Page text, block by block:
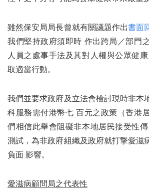
雖然保安局局長曾就有關議題作出書面
我們堅持政府須即時 作出跨局／部門
人員之處事手法及其對人權與公眾健
取適當行動。
我們並要求政府及立法會檢討現時非本
科服務需付港幣七 百元之政策（香港
們相信此舉會阻礙非本地居民接受性
測試，為非政府組織及政府就打撃愛滋
負面 影響。
愛滋病顧問局之代表性